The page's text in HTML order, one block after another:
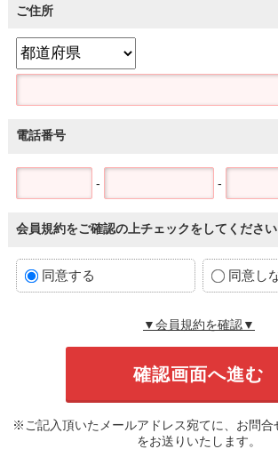
ご住所
電話番号
- -
会員規約をご確認の上チェックをしてください
同意する 同意し
▼会員規約を確認▼
※ご記入頂いたメールアドレス宛てに、お問合
をお送りいたします。